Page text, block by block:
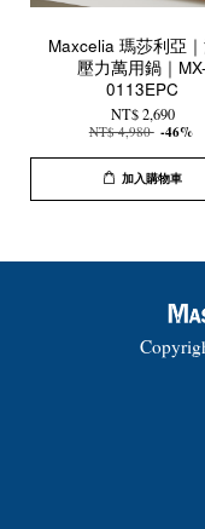
Maxcelia 瑪莎利亞
壓力萬用鍋｜MX-
0113EPC
NT$ 2,690
NT$ 4,980 -46%
加入購物車